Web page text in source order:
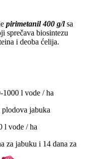
pirimetanil 400 g/lsa
sprečava biosintezu
i deoba ćelija.
l vode / ha
plodova jabuka
/ ha
za jabuku i 14 dana za